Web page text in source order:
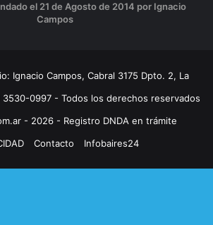
el 21 de Agosto de 2014 por Ignacio
Campos
Ignacio Campos, Cabral 3175 Dpto. 2, La
3530-0997 - Todos los derechos reservados
- 2026 - Registro DNDA en trámite
Contacto Infobaires24